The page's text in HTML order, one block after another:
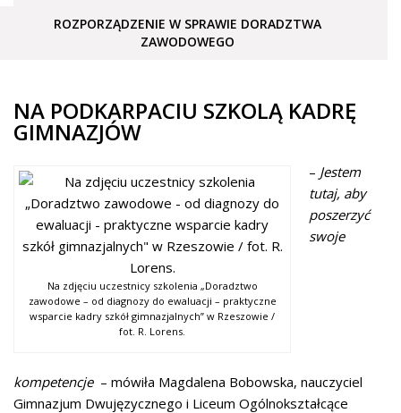
ROZPORZĄDZENIE W SPRAWIE DORADZTWA
ZAWODOWEGO
NA PODKARPACIU SZKOLĄ KADRĘ
GIMNAZJÓW
Na zdjęciu uczestnicy szkolenia „Doradztwo
zawodowe – od diagnozy do ewaluacji – praktyczne
wsparcie kadry szkół gimnazjalnych” w Rzeszowie /
fot. R. Lorens.
– Jestem
tutaj, aby
poszerzyć
swoje
kompetencje – mówiła Magdalena Bobowska, nauczyciel
Gimnazjum Dwujęzycznego i Liceum Ogólnokształcące